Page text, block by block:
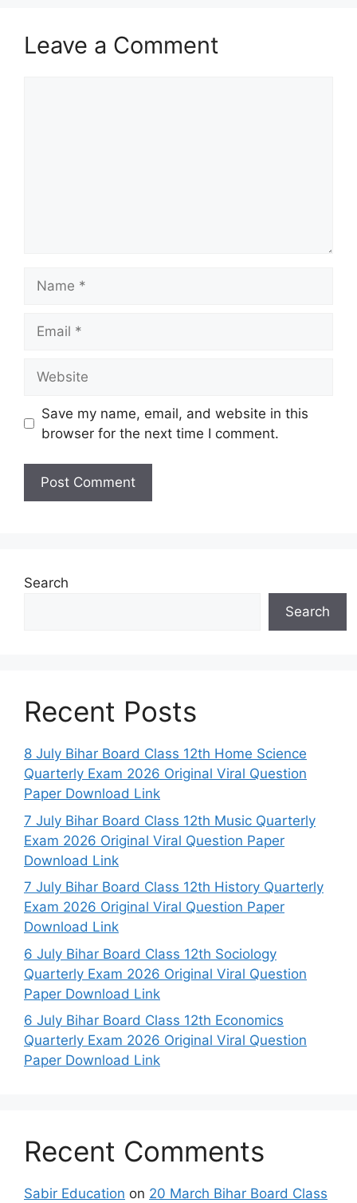
Leave a Comment
Save my name, email, and website in this
browser for the next time I comment.
Search
Search
Recent Posts
8 July Bihar Board Class 12th Home Science
Quarterly Exam 2026 Original Viral Question
Paper Download Link
7 July Bihar Board Class 12th Music Quarterly
Exam 2026 Original Viral Question Paper
Download Link
7 July Bihar Board Class 12th History Quarterly
Exam 2026 Original Viral Question Paper
Download Link
6 July Bihar Board Class 12th Sociology
Quarterly Exam 2026 Original Viral Question
Paper Download Link
6 July Bihar Board Class 12th Economics
Quarterly Exam 2026 Original Viral Question
Paper Download Link
Recent Comments
Sabir Education on 20 March Bihar Board Class